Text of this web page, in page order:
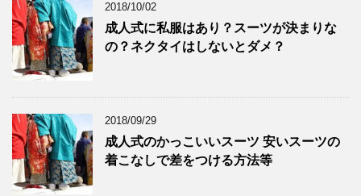
2018/10/02
成人式に私服はあり？スーツが決まりな
の？ネクタイはしないとダメ？
2018/09/29
成人式のかっこいいスーツ 安いスーツの
着こなしで差をつける方法等